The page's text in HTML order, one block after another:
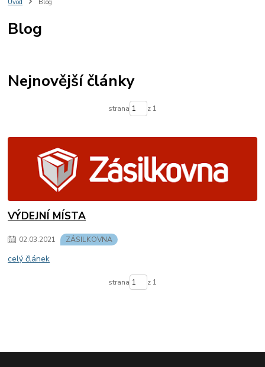
Úvod Blog
Blog
Nejnovější články
strana z 1
VÝDEJNÍ MÍSTA
02.03.2021 ZÁSILKOVNA
celý článek
strana z 1